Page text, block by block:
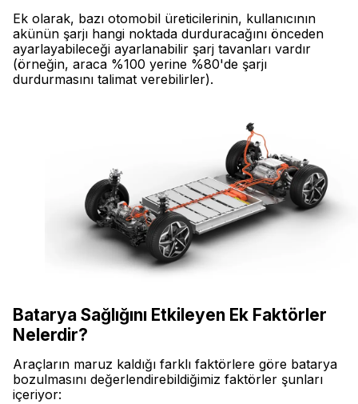
Ek olarak, bazı otomobil üreticilerinin, kullanıcının
akünün şarjı hangi noktada durduracağını önceden
ayarlayabileceği ayarlanabilir şarj tavanları vardır
(örneğin, araca %100 yerine %80'de şarjı
durdurmasını talimat verebilirler).
Batarya Sağlığını Etkileyen Ek Faktörler
Nelerdir?
Araçların maruz kaldığı farklı faktörlere göre batarya
bozulmasını değerlendirebildiğimiz faktörler şunları
içeriyor: